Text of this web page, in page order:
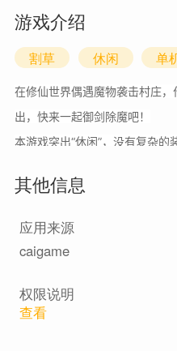
游戏介绍
割草 休闲 单
在修仙世界偶遇魔物袭击村庄
出，快来一起御剑除魔吧！
本游戏突出“休闲”，没有复杂
其他信息
应用来源
caigame
权限说明
查看